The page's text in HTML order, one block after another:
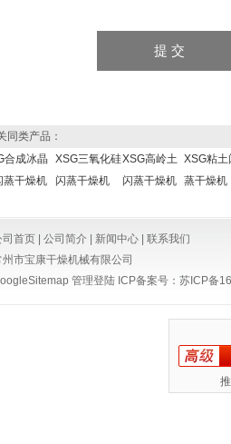
同类产品：
合成冰晶
蒸干燥机
XSG三氧化硅
闪蒸干燥机
XSG高岭土
闪蒸干燥机
XSG粘土
蒸干燥机
司首页 公司简介 新闻中心
联系我们
州市宝康干燥机械有限公司
管理登陆 ICP备案号： 苏ICP备